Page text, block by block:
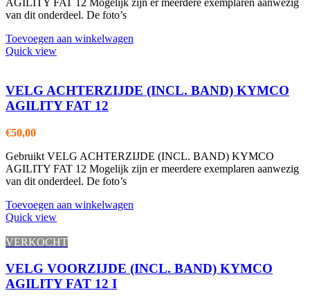
AGILITY FAT 12 Mogelijk zijn er meerdere exemplaren aanwezig
van dit onderdeel. De foto’s
Toevoegen aan winkelwagen
Quick view
VELG ACHTERZIJDE (INCL. BAND) KYMCO
AGILITY FAT 12
€50,00
Gebruikt VELG ACHTERZIJDE (INCL. BAND) KYMCO
AGILITY FAT 12 Mogelijk zijn er meerdere exemplaren aanwezig
van dit onderdeel. De foto’s
Toevoegen aan winkelwagen
Quick view
VERKOCHT
VELG VOORZIJDE (INCL. BAND) KYMCO
AGILITY FAT 12 I